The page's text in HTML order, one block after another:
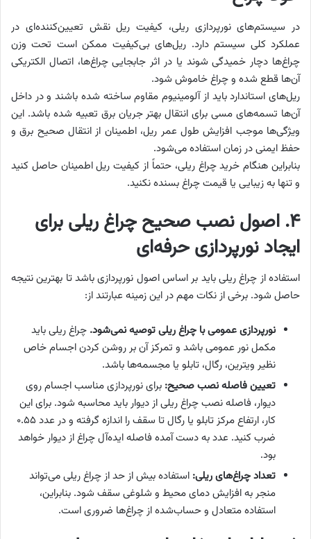
در سیستم‌های نورپردازی ریلی، کیفیت ریل نقش تعیین‌کننده‌ای در
عملکرد کلی سیستم دارد. ریل‌های بی‌کیفیت ممکن است تحت وزن
چراغ‌ها دچار خمیدگی شوند یا در اثر جابجایی چراغ‌ها، اتصال الکتریکی
آن‌ها قطع شده و چراغ خاموش شود.
ریل‌های استاندارد باید از آلومینیوم مقاوم ساخته شده باشند و در داخل
آن‌ها تسمه‌های مسی برای انتقال بهتر جریان برق تعبیه شده باشد. این
ویژگی‌ها موجب افزایش طول عمر ریل، اطمینان از انتقال صحیح برق و
حفظ ایمنی در زمان استفاده می‌شود.
بنابراین هنگام خرید چراغ ریلی، حتماً از کیفیت ریل اطمینان حاصل کنید
و تنها به زیبایی یا قیمت چراغ بسنده نکنید.
۴. اصول نصب صحیح چراغ ریلی برای
ایجاد نورپردازی حرفه‌ای
استفاده از چراغ ریلی باید بر اساس اصول نورپردازی باشد تا بهترین نتیجه
حاصل شود. برخی از نکات مهم در این زمینه عبارتند از:
نورپردازی عمومی با چراغ ریلی توصیه نمی‌شود. چراغ ریلی باید
مکمل نور عمومی باشد و تمرکز آن بر روشن کردن اجسام خاص
نظیر ویترین، رگال، تابلو یا مجسمه‌ها باشد.
تعیین فاصله نصب صحیح: برای نورپردازی مناسب اجسام روی
دیوار، فاصله نصب چراغ ریلی از دیوار باید محاسبه شود. برای این
کار، ارتفاع مرکز تابلو یا رگال تا سقف را اندازه گرفته و در عدد ۰.۵۵
ضرب کنید. عدد به دست آمده فاصله ایده‌آل چراغ از دیوار خواهد
بود.
تعداد چراغ‌های ریلی: استفاده بیش از حد از چراغ ریلی می‌تواند
منجر به افزایش دمای محیط و شلوغی سقف شود. بنابراین،
استفاده متعادل و حساب‌شده از چراغ‌ها ضروری است.